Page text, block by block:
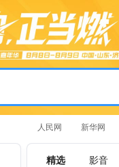
人民网 新华网
精选 影音